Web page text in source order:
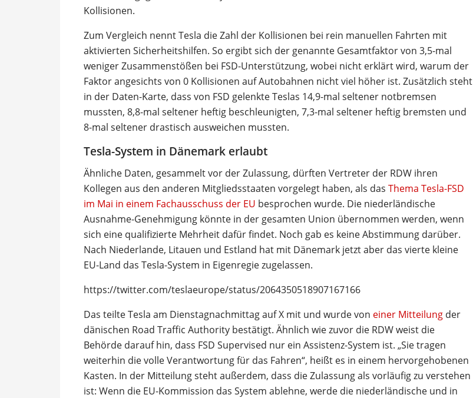
Kollisionen.
Zum Vergleich nennt Tesla die Zahl der Kollisionen bei rein manuellen Fahrten mit
aktivierten Sicherheitshilfen. So ergibt sich der genannte Gesamtfaktor von 3,5-mal
weniger Zusammenstößen bei FSD-Unterstützung, wobei nicht erklärt wird, warum der
Faktor angesichts von 0 Kollisionen auf Autobahnen nicht viel höher ist. Zusätzlich steht
in der Daten-Karte, dass von FSD gelenkte Teslas 14,9-mal seltener notbremsen
mussten, 8,8-mal seltener heftig beschleunigten, 7,3-mal seltener heftig bremsten und
8-mal seltener drastisch ausweichen mussten.
Tesla-System in Dänemark erlaubt
Ähnliche Daten, gesammelt vor der Zulassung, dürften Vertreter der RDW ihren
Kollegen aus den anderen Mitgliedsstaaten vorgelegt haben, als das Thema Tesla-FSD
im Mai in einem Fachausschuss der EU besprochen wurde. Die niederländische
Ausnahme-Genehmigung könnte in der gesamten Union übernommen werden, wenn
sich eine qualifizierte Mehrheit dafür findet. Noch gab es keine Abstimmung darüber.
Nach Niederlande, Litauen und Estland hat mit Dänemark jetzt aber das vierte kleine
EU-Land das Tesla-System in Eigenregie zugelassen.
https://twitter.com/teslaeurope/status/2064350518907167166
Das teilte Tesla am Dienstagnachmittag auf X mit und wurde von einer Mitteilung der
dänischen Road Traffic Authority bestätigt. Ähnlich wie zuvor die RDW weist die
Behörde darauf hin, dass FSD Supervised nur ein Assistenz-System ist. „Sie tragen
weiterhin die volle Verantwortung für das Fahren“, heißt es in einem hervorgehobenen
Kasten. In der Mitteilung steht außerdem, dass die Zulassung als vorläufig zu verstehen
ist: Wenn die EU-Kommission das System ablehne, werde die niederländische und in